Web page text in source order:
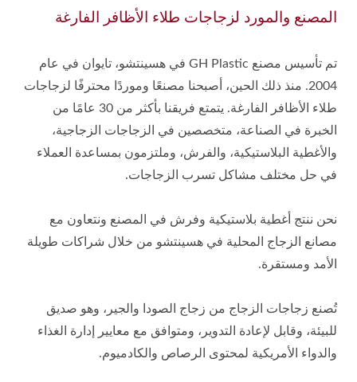
المصنع والمورد لزجاجات طلاء الأظافر الفارغة
تم تأسيس مصنع GH Plastic في هسينتشو، تايوان في عام
2004. منذ ذلك الحين، أصبحنا مصنعًا وموردًا محترفًا لزجاجات
طلاء الأظافر الفارغة. يتمتع فريقنا بأكثر من 30 عامًا من
الخبرة في الصناعة، متخصصين في الزجاجات الزجاجية،
والأغطية البلاستيكية، والفرش، وملتزمون بمساعدة العملاء
في حل مختلف مشاكل تسرب الزجاجات.
نحن ننتج أغطية بلاستيكية وفرش في المصنع ونتعاون مع
مصانع الزجاج المحلية في هسينتشو من خلال شراكات طويلة
الأمد ومستقرة.
تُصنع زجاجات الزجاج من زجاج الصودا والجير، وهو صديق
للبيئة، وقابل لإعادة التدوير، ومتوافق مع معايير إدارة الغذاء
والدواء الأمريكية لمحتوى الرصاص والكادميوم.